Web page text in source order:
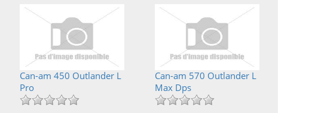
Can-am 450 Outlander L
Pro
Can-am 570 Outlander L
Max Dps